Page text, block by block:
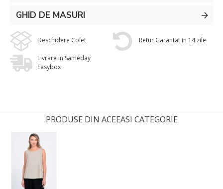
GHID DE MASURI
Deschidere Colet Retur Garantat in 14 zile
Livrare in Sameday
Easybox
PRODUSE DIN ACEEASI CATEGORIE